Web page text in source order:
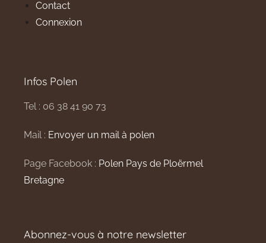
Contact
Connexion
Infos Polen
Tel : 06 38 41 90 73
Mail : Envoyer un mail à polen
Page Facebook : Polen Pays de Ploërmel
Bretagne
Abonnez-vous à notre newsletter